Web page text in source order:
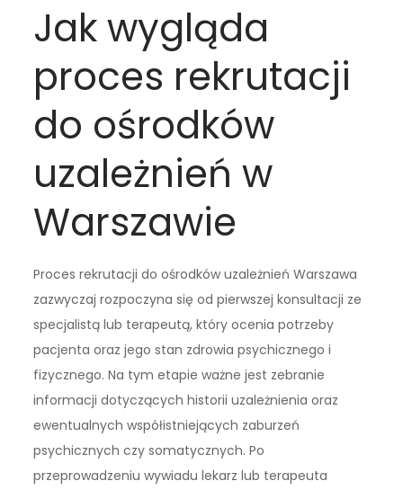
Jak wygląda
proces rekrutacji
do ośrodków
uzależnień w
Warszawie
Proces rekrutacji do ośrodków uzależnień Warszawa
zazwyczaj rozpoczyna się od pierwszej konsultacji ze
specjalistą lub terapeutą, który ocenia potrzeby
pacjenta oraz jego stan zdrowia psychicznego i
fizycznego. Na tym etapie ważne jest zebranie
informacji dotyczących historii uzależnienia oraz
ewentualnych współistniejących zaburzeń
psychicznych czy somatycznych. Po
przeprowadzeniu wywiadu lekarz lub terapeuta